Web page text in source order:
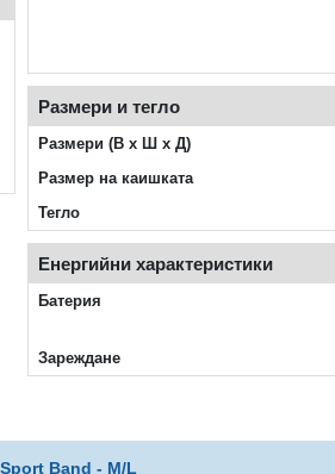
Размери и тегло
Размери (В x Ш x Д)
Размер на каишката
Тегло
Енергийни характеристики
Батерия
Зареждане
Band - M/L